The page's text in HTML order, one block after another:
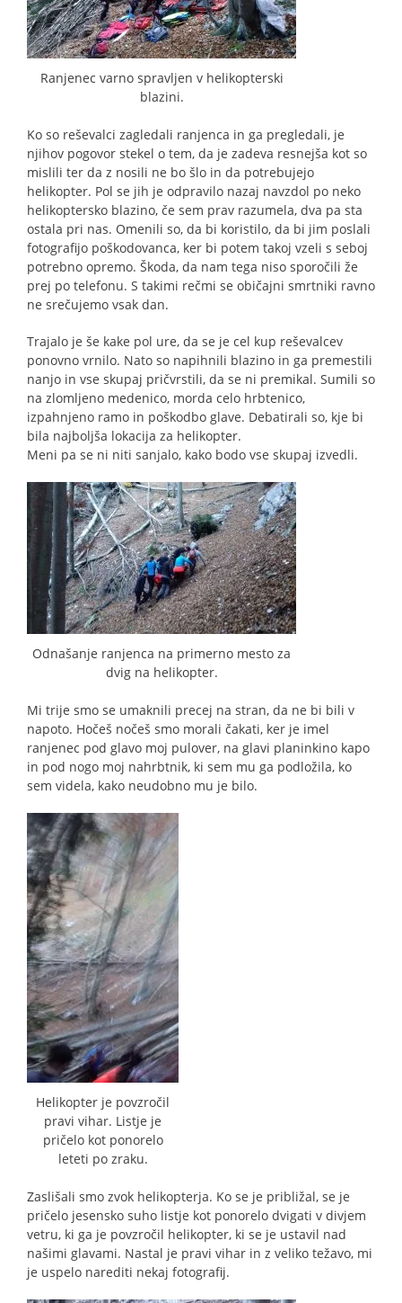
Ranjenec varno spravljen v helikopterski
blazini.
Ko so reševalci zagledali ranjenca in ga pregledali, je
njihov pogovor stekel o tem, da je zadeva resnejša kot so
mislili ter da z nosili ne bo šlo in da potrebujejo
helikopter. Pol se jih je odpravilo nazaj navzdol po neko
helikoptersko blazino, če sem prav razumela, dva pa sta
ostala pri nas. Omenili so, da bi koristilo, da bi jim poslali
fotografijo poškodovanca, ker bi potem takoj vzeli s seboj
potrebno opremo. Škoda, da nam tega niso sporočili že
prej po telefonu. S takimi rečmi se običajni smrtniki ravno
ne srečujemo vsak dan.
Trajalo je še kake pol ure, da se je cel kup reševalcev
ponovno vrnilo. Nato so napihnili blazino in ga premestili
nanjo in vse skupaj pričvrstili, da se ni premikal. Sumili so
na zlomljeno medenico, morda celo hrbtenico,
izpahnjeno ramo in poškodbo glave. Debatirali so, kje bi
bila najboljša lokacija za helikopter.
Meni pa se ni niti sanjalo, kako bodo vse skupaj izvedli.
Odnašanje ranjenca na primerno mesto za
dvig na helikopter.
Mi trije smo se umaknili precej na stran, da ne bi bili v
napoto. Hočeš nočeš smo morali čakati, ker je imel
ranjenec pod glavo moj pulover, na glavi planinkino kapo
in pod nogo moj nahrbtnik, ki sem mu ga podložila, ko
sem videla, kako neudobno mu je bilo.
Helikopter je povzročil
pravi vihar. Listje je
pričelo kot ponorelo
leteti po zraku.
Zaslišali smo zvok helikopterja. Ko se je približal, se je
pričelo jesensko suho listje kot ponorelo dvigati v divjem
vetru, ki ga je povzročil helikopter, ki se je ustavil nad
našimi glavami. Nastal je pravi vihar in z veliko težavo, mi
je uspelo narediti nekaj fotografij.